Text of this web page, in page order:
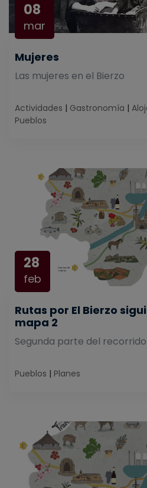
08
mar
Mujeres
Las mujeres en el Bierzo
Actividades | Gastronomía |
Pueblos
28
feb
Rutas por El Bierzo
mapa 2
Segunda parte del
Pueblos | Planes